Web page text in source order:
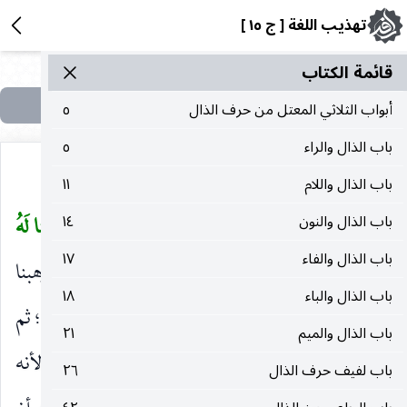
تهذيب اللغة [ ج ١٥ ]
قائمة الکتاب
أبواب الثلاثي المعتل من حرف الذال
٥
باب الذال والراء
٥
باب الذال واللام
١١
باب الذال والنون
١٤
باب الذال والفاء
١٧
باب الذال والباء
١٨
باب الذال والميم
٢١
باب لفيف حرف الذال
٢٦
وقال الله جلّ وعزّ في قصة إبراهيم
وَوَهَبْنا لَهُ
إِسْحاقَ وَيَعْقُوبَ نافِلَةً
[الأنبياء : ٧٢]. كأنه قال : وهبنا
لإبراهيم إسحاق ، فكان كالفَرْض له ، لأنه دعا الله به ؛ ثم
قال :( وَيَعْقُوبَ نافِلَةً
ليعقوب خاصّة ، لأنه